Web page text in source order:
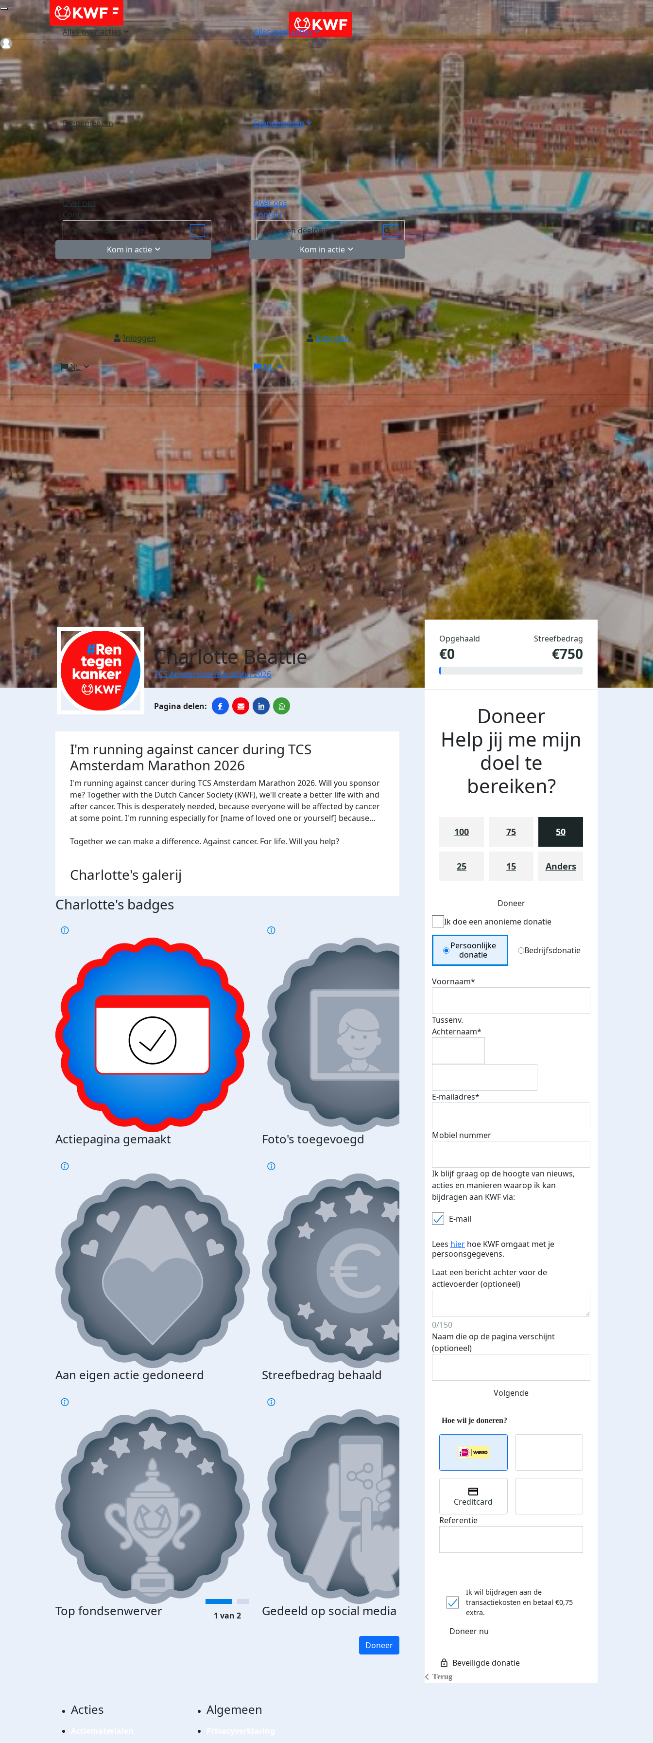
Alles over acties
Evenementen
Over ons
Contact
Kom in actie
Inloggen
NL
Alles over acties
Evenementen
Over ons
Contact
Kom in actie
Inloggen
NL
Login
Charlotte Beattie
TCS Amsterdam Marathon 2026
I'm running against cancer during TCS
Amsterdam Marathon 2026
I'm running against cancer during TCS Amsterdam Marathon 2026. Will you sponsor
me? Together with the Dutch Cancer Society (KWF), we'll create a better life with and
after cancer. This is desperately needed, because everyone will be affected by cancer
at some point. I'm running especially for [name of loved one or yourself] because…
Together we can make a difference. Against cancer. For life. Will you help?
Charlotte's galerij
Charlotte's badges
Actiepagina gemaakt Foto's toegevoegd E-mails verstuurd
Aan eigen actie gedoneerd Streefbedrag behaald
Top fondsenwerver Gedeeld op social media Donateurs bedankt
€500 euro opgehaald: t-shirt
1 van 2
Doneer
Opgehaald
€0
Streefbedrag
€750
Doneer
Help jij me mijn
doel te
bereiken?
100 75 50
25 15 Anders
Doneer
Ik doe een anonieme donatie
Donation Type
Persoonlijke
donatie
Bedrijfsdonatie
Voornaam*
Tussenv.
Achternaam*
E-mailadres*
Mobiel nummer
Ik blijf graag op de hoogte van nieuws,
acties en manieren waarop ik kan
bijdragen aan KWF via:
E-mail
Lees hier hoe KWF omgaat met je
persoonsgegevens.
Laat een bericht achter voor de
actievoerder (optioneel)
0/150
Naam die op de pagina verschijnt
(optioneel)
Volgende
Terug
Creditcard
Referentie
Ik wil bijdragen aan de
transactiekosten en betaal €0,75
extra.
Doneer nu
Acties Algemeen